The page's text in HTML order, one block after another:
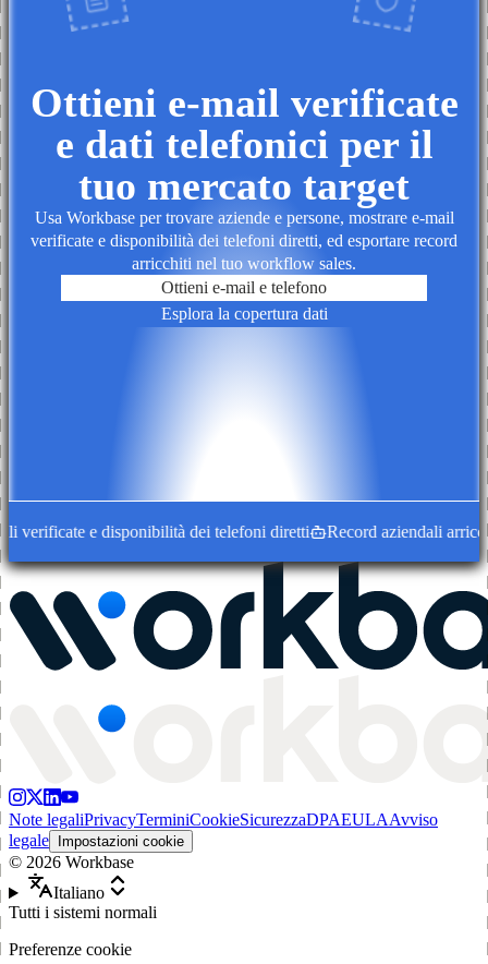
Ottieni e-mail verificate
e dati telefonici per il
tuo mercato target
Usa Workbase per trovare aziende e persone, mostrare e-mail
verificate e disponibilità dei telefoni diretti, ed esportare record
arricchiti nel tuo workflow sales.
Ottieni e-mail e telefono
Esplora la copertura dati
e disponibilità dei telefoni diretti Record aziendali
Note legaliPrivacyTerminiCookieSicurezzaDPAEULAAvviso
legale
Impostazioni cookie
© 2026 Workbase
Italiano
Tutti i sistemi normali
Preferenze cookie